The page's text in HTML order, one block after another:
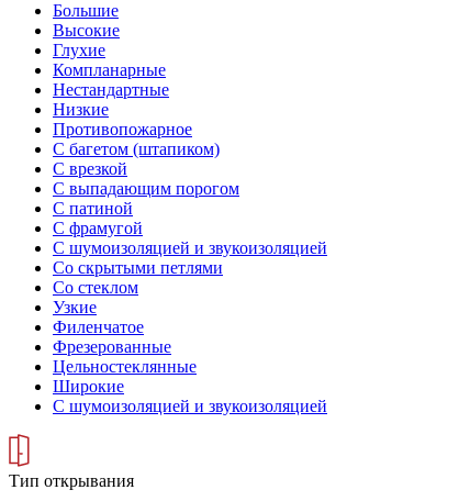
Большие
Высокие
Глухие
Компланарные
Нестандартные
Низкие
Противопожарное
С багетом (штапиком)
С врезкой
С выпадающим порогом
С патиной
С фрамугой
С шумоизоляцией и звукоизоляцией
Со скрытыми петлями
Со стеклом
Узкие
Филенчатое
Фрезерованные
Цельностеклянные
Широкие
С шумоизоляцией и звукоизоляцией
Тип открывания